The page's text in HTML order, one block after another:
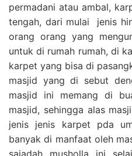
permadani atau ambal,
tengah, dari mulai jenis
orang orang yang
untuk di rumah rumah, di
karpet yang bisa di
masjid yang di sebut
masjid ini memang di
masjid, sehingga alas
jenis jenis karpet pda
banyak di manfaat oleh
sajadah musholla ini